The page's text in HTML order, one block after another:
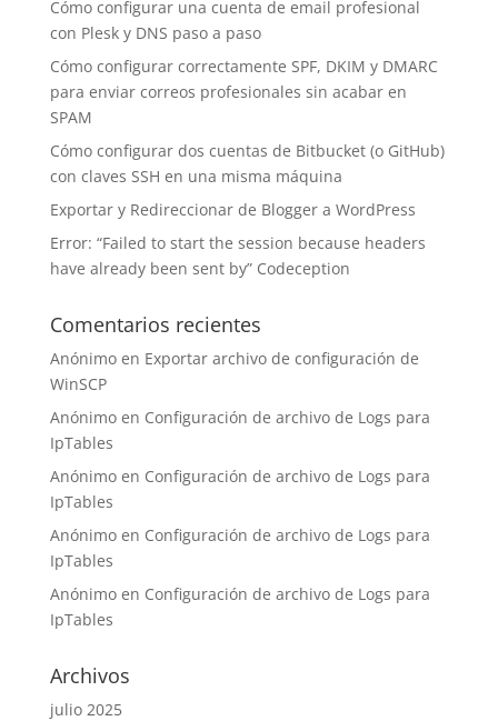
Cómo configurar una cuenta de email profesional
con Plesk y DNS paso a paso
Cómo configurar correctamente SPF, DKIM y DMARC
para enviar correos profesionales sin acabar en
SPAM
Cómo configurar dos cuentas de Bitbucket (o GitHub)
con claves SSH en una misma máquina
Exportar y Redireccionar de Blogger a WordPress
Error: “Failed to start the session because headers
have already been sent by” Codeception
Comentarios recientes
Anónimoen Exportar archivo de configuración de
WinSCP
Anónimoen Configuración de archivo de Logs para
IpTables
Anónimoen Configuración de archivo de Logs para
IpTables
Anónimoen Configuración de archivo de Logs para
IpTables
Anónimoen Configuración de archivo de Logs para
IpTables
Archivos
julio 2025